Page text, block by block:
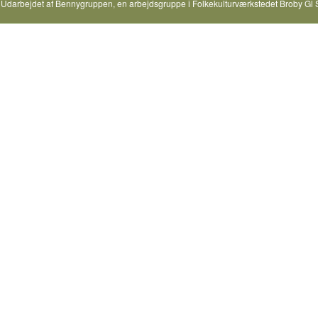
Udarbejdet af Bennygruppen, en arbejdsgruppe i Folkekulturværkstedet Broby Gl